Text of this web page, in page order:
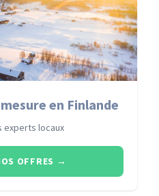
en Finlande
experts locaux
OFFRES →